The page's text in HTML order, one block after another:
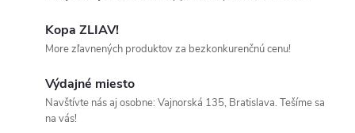
Kopa ZLIAV!
More zľavnených produktov za bezkonkurenčnú cenu!
Výdajné miesto
Navštívte nás aj osobne: Vajnorská 135, Bratislava. Tešíme sa
na vás!